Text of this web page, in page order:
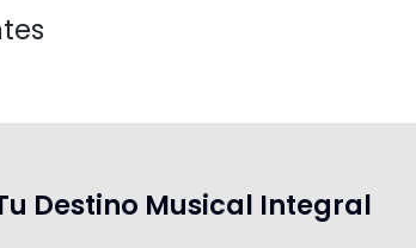
Destino Musical Integral